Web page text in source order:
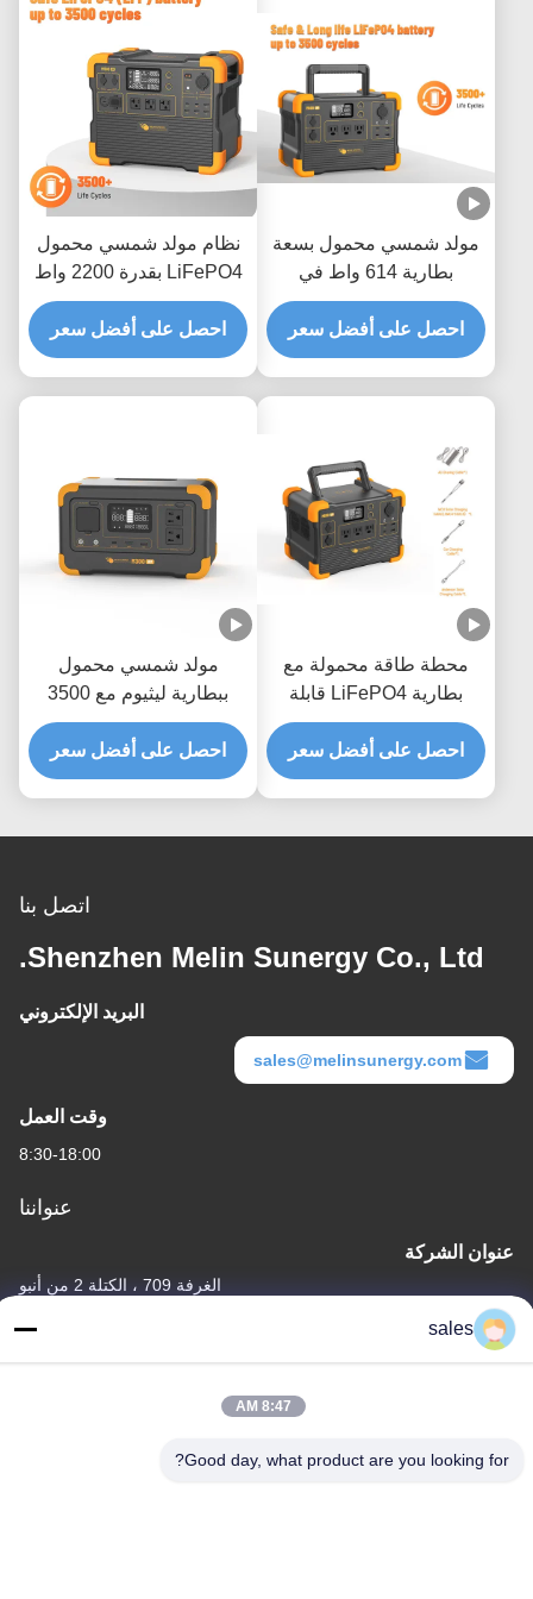
مولد شمسي محمول بسعة
بطارية 614 واط في
الساعة، وعمر بطارية 3500
دورة، وضمان لمدة سنة
واحدة
احصل على أفضل سعر
نظام مولد شمسي محمول
LiFePO4 بقدرة 2200 واط
مع 3500 دورة وإعادة تدوير
وشحن سريع لمدة ساعتين
احصل على أفضل سعر
محطة طاقة محمولة مع
بطارية LiFePO4 قابلة
لإعادة التدوير 3500 وشحن
سريع في ساعتين وحماية
360 درجة
احصل على أفضل سعر
مولد شمسي محمول
ببطارية ليثيوم مع 3500
دورة إعادة تدوير ولوحة
شمسية بقدرة 100 واط
وسعة 288 واط في الساعة
احصل على أفضل سعر
اتصل بنا
Shenzhen Melin Sunergy Co., Ltd.
البريد الإلكتروني
sales@melinsunergy.com
وقت العمل
8:30-18:00
عنواننا
عنوان الشركة
الغرفة 709 ، الكتلة 2 من أنبو
عنوان المصنع
الغرفة 709 ، الكتلة 2 من أنبو
sales
8:47 AM
Good day, what product are you looking for?